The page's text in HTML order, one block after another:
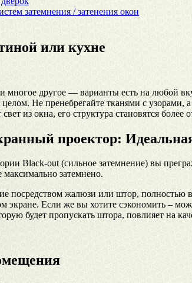
затемнения / затенения окон
или кухне
другое — варианты есть на любой
Не пренебрегайте тканями с
из окна, его структура становятся
проектор:
Black-out (сильное затемнение) вы
затемнено.
посредством жалюзи или штор,
экране. Если же вы хотите сэкономить –
будет пропускать штора, повлияет на